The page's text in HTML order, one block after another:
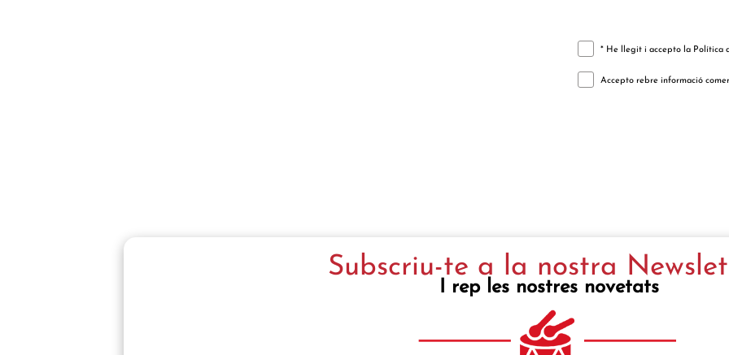
* He llegit i accepto la Política
Accepto rebre informació
Subscriu-te a la nostra
I rep les nostres novetats